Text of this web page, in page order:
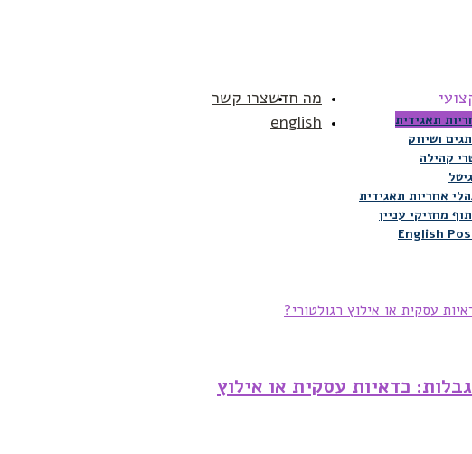
תאגידית
ושיווק
קהילה
אחריות תאגידית
מחזיקי עניין
English
מה חדשצרו קשר
english
כדאיות עסקית או אילוץ